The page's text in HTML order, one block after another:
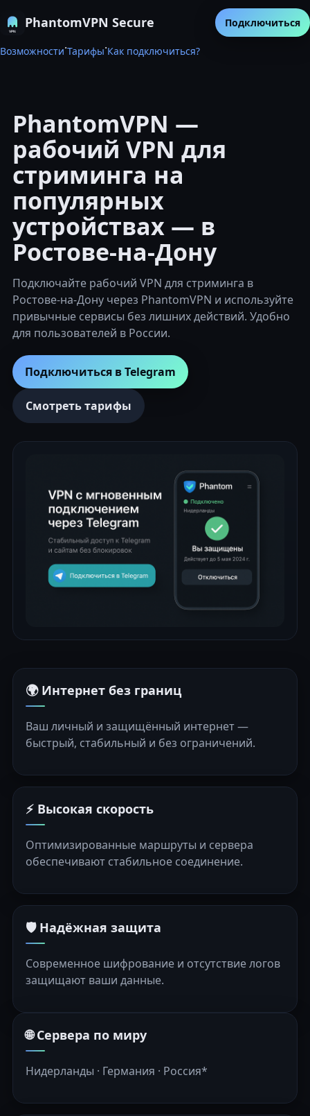
PhantomVPN Secure
Возможности·Тарифы·Как подключиться?
Подключиться
PhantomVPN —
рабочий VPN для
стриминга на
популярных
устройствах — в
Ростове-на-Дону
Подключайте рабочий VPN для стриминга в
Ростове-на-Дону через PhantomVPN и используйте
привычные сервисы без лишних действий. Удобно
для пользователей в России.
Подключиться в Telegram
Смотреть тарифы
🌍 Интернет без границ
Ваш личный и защищённый интернет —
быстрый, стабильный и без ограничений.
⚡ Высокая скорость
Оптимизированные маршруты и сервера
обеспечивают стабильное соединение.
🛡️ Надёжная защита
Современное шифрование и отсутствие логов
защищают ваши данные.
🌐 Сервера по миру
Нидерланды · Германия · Россия*